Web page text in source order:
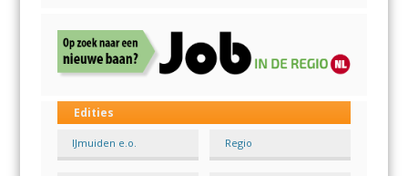
Edities
IJmuiden e.o. Regio